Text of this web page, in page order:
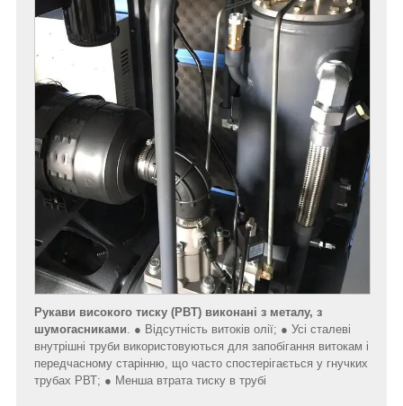
Рукави високого тиску (РВТ) виконані з металу, з
шумогасниками . ● Відсутність витоків олії; ● Усі сталеві
внутрішні труби використовуються для запобігання витокам і
передчасному старінню, що часто спостерігається у гнучких
трубах РВТ; ● Менша втрата тиску в трубі